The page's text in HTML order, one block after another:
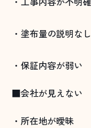
・塗布量の説明なし
・保証内容が弱い
■会社が見えない
・所在地が曖昧